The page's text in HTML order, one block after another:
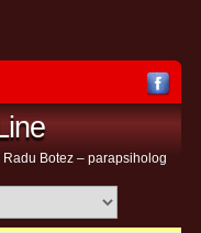
Botez – parapsiholog